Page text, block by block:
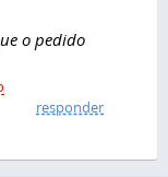
o pedido
responder